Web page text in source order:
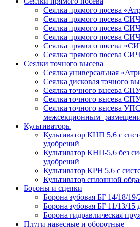
Сеялка прямого посева
Сеялка прямого посева
Сеялка прямого посева
Сеялка прямого посева
Сеялка прямого посева
Сеялка прямого посева
Сеялки точного высева
Сеялка универсальная
Сеялка дисковая точного
Сеялка точного высева
Сеялка точного высева
Сеялка точного высева
межсекционным
Культиваторы
Культиватор КНП-5,6 с
удобрений
Культиватор КНП-5,6 без
удобрений
Культиватор КРН 5.6 с
Культиватор сплошной
Бороны и сцепки
Борона зубовая БГ 14/18/19/
Борона зубовая БГ 11/13/15
Борона гидравлическая
Плуги навесные и оборотные